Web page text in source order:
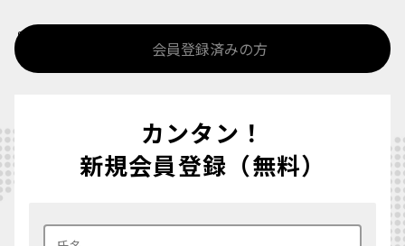
%>
会員登録済みの方
カンタン！
新規会員登録（無料）